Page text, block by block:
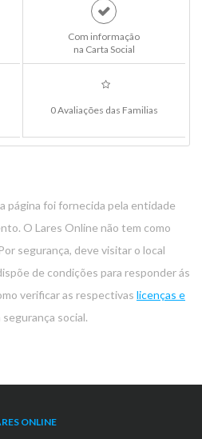
Com informação
na Carta Social
0 Avaliações das Familias
página foi fornecida pela entidade
O Lares Online não tem como
segurança, deve visitar o local
de condições para responder ás
verificar as respectivas licenças e
segurança social.
ONLINE